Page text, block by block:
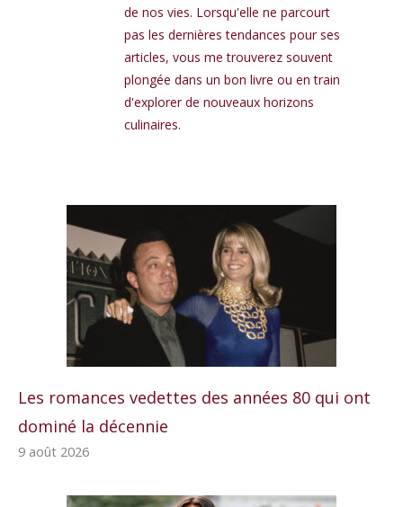
de nos vies. Lorsqu'elle ne parcourt
pas les dernières tendances pour ses
articles, vous me trouverez souvent
plongée dans un bon livre ou en train
d'explorer de nouveaux horizons
culinaires.
Les romances vedettes des années 80 qui ont
dominé la décennie
9 août 2026